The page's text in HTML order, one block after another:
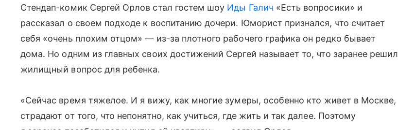
Стендап-комик Сергей Орлов стал гостем шоу Иды Галич «Есть вопросики» и
рассказал о своем подходе к воспитанию дочери. Юморист признался, что считает
себя «очень плохим отцом» — из-за плотного рабочего графика он редко бывает
дома. Но одним из главных своих достижений Сергей называет то, что заранее решил
жилищный вопрос для ребенка.
«Сейчас время тяжелое. И я вижу, как многие зумеры, особенно кто живет в Москве,
страдают от того, что непонятно, как учиться, где жить и так далее. Поэтому